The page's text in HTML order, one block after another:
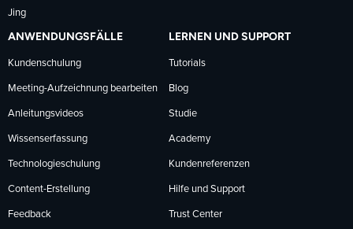
Jing
ANWENDUNGSFÄLLE
Kundenschulung
Meeting-Aufzeichnung bearbeiten
Anleitungsvideos
Wissenserfassung
Technologieschulung
Content-Erstellung
Feedback
LERNEN UND SUPPORT
Tutorials
Blog
Studie
Academy
Kundenreferenzen
Hilfe und Support
Trust Center